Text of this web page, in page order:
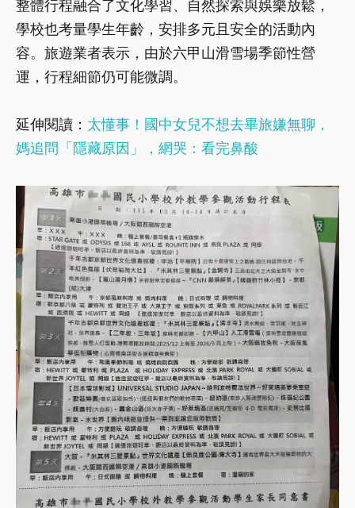
整體行程融合了文化學習、自然探索與娛樂放鬆，
學校也考量學生年齡，安排多元且安全的活動內
容。旅遊業者表示，由於六甲山滑雪場季節性營
運，行程細節仍可能微調。
延伸閱讀： 太懂事！國中女兒不想去畢旅嫌無聊，
媽追問「隱藏原因」，網哭：看完鼻酸